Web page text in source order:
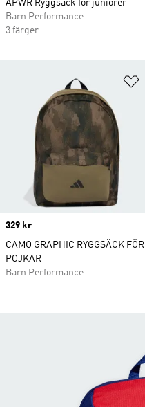
APWR Ryggsäck för juniorer
Barn Performance
3 färger
Price
329 kr
CAMO GRAPHIC RYGGSÄCK FÖR
POJKAR
Barn Performance